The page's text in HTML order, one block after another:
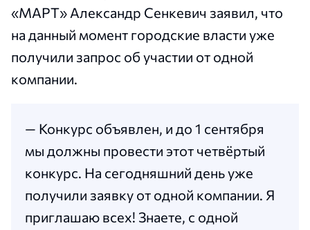
«МАРТ» Александр Сенкевич заявил, что
на данный момент городские власти уже
получили запрос об участии от одной
компании.
— Конкурс объявлен, и до 1 сентября
мы должны провести этот четвёртый
конкурс. На сегодняшний день уже
получили заявку от одной компании. Я
приглашаю всех! Знаете, с одной